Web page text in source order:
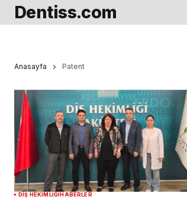
Dentiss.com
Anasayfa Patent
DIŞ HEKIMLIĞIHABERLER